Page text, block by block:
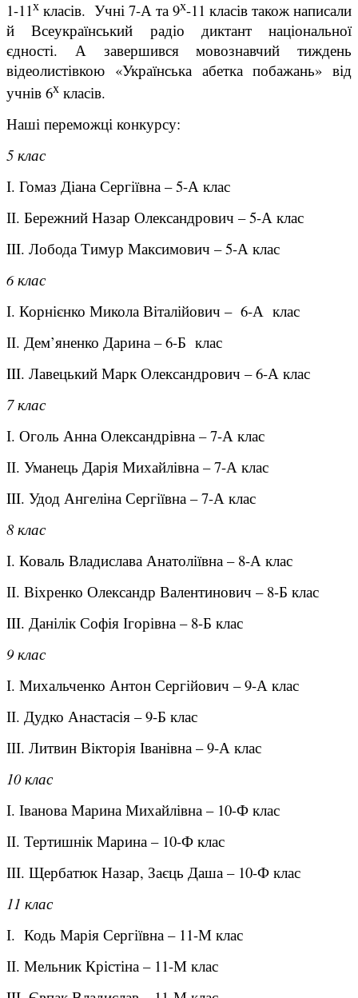
1-11х класів. Учні 7-А та 9х-11 класів також написали
й Всеукраїнський радіо диктант національної
єдності. А завершився мовознавчий тиждень
відеолистівкою «Українська абетка побажань» від
учнів 6х класів.
Наші переможці конкурсу:
5 клас
І. Гомаз Діана Сергіївна – 5-А клас
ІІ. Бережний Назар Олександрович – 5-А клас
III. Лобода Тимур Максимович – 5-А клас
6 клас
І. Корнієнко Микола Віталійович – 6-А клас
ІІ. Дем’яненко Дарина – 6-Б клас
III. Лавецький Марк Олександрович – 6-А клас
7 клас
І. Оголь Анна Олександрівна – 7-А клас
ІІ. Уманець Дарія Михайлівна – 7-А клас
III. Удод Ангеліна Сергіївна – 7-А клас
8 клас
І. Коваль Владислава Анатоліївна – 8-А клас
ІІ. Віхренко Олександр Валентинович – 8-Б клас
III. Данілік Софія Ігорівна – 8-Б клас
9 клас
І. Михальченко Антон Сергійович – 9-А клас
ІІ. Дудко Анастасія – 9-Б клас
ІІІ. Литвин Вікторія Іванівна – 9-А клас
10 клас
І. Іванова Марина Михайлівна – 10-Ф клас
ІІ. Тертишнік Марина – 10-Ф клас
ІІІ. Щербатюк Назар, Заєць Даша – 10-Ф клас
11 клас
І. Кодь Марія Сергіївна – 11-М клас
ІІ. Мельник Крістіна – 11-М клас